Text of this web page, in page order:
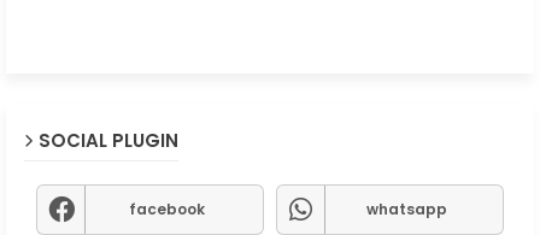
SOCIAL PLUGIN
facebook whatsapp